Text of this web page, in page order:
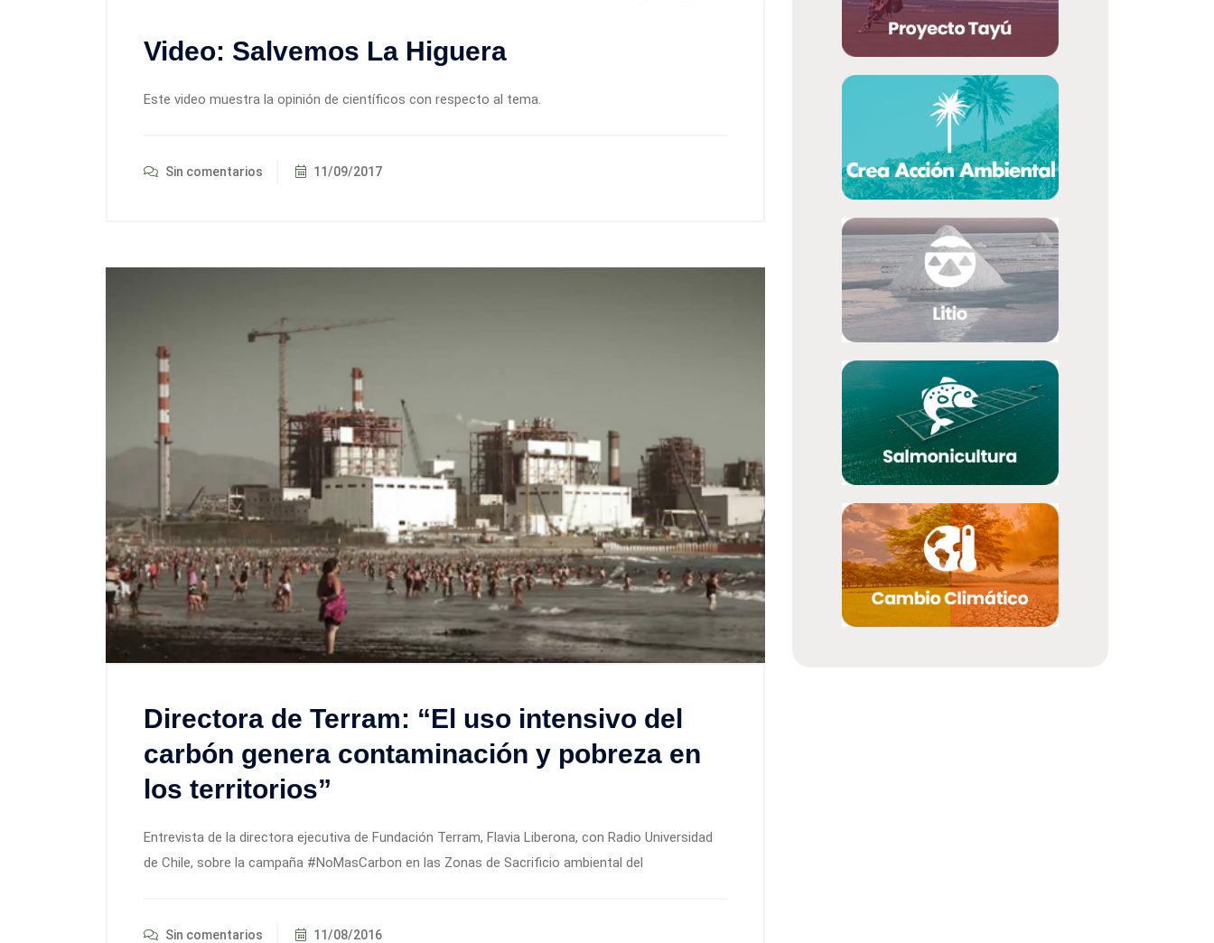
Video: Salvemos La Higuera
Este video muestra la opinión de científicos con respecto al tema.
Sin comentarios 11/09/2017
Directora de Terram: “El uso intensivo del
carbón genera contaminación y pobreza en
los territorios”
Entrevista de la directora ejecutiva de Fundación Terram, Flavia Liberona, con Radio Universidad
de Chile, sobre la campaña #NoMasCarbon en las Zonas de Sacrificio ambiental del
Sin comentarios 11/08/2016